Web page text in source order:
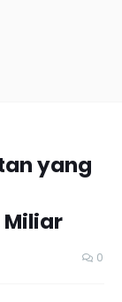
yang
Miliar
0